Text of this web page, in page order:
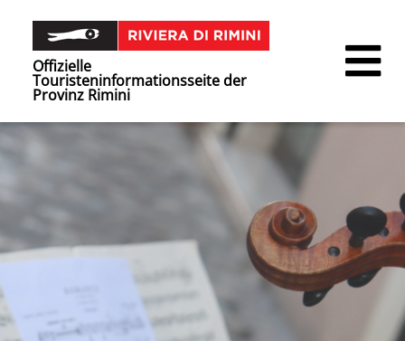
Offizielle
Touristeninformationsseite der
Provinz Rimini